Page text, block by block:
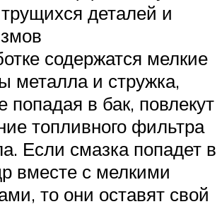
деталей и
содержатся мелкие
металла и стружка,
попадая в бак, повлекут
топливного фильтра
Если смазка попадет в
вместе с мелкими
то они оставят свой